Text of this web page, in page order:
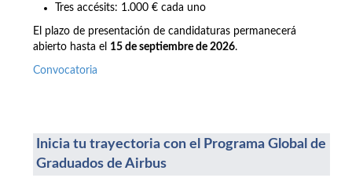
Tres accésits: 1.000 € cada uno
El plazo de presentación de candidaturas permanecerá
abierto hasta el 15 de septiembre de 2026.
Convocatoria
Inicia tu trayectoria con el Programa Global de
Graduados de Airbus